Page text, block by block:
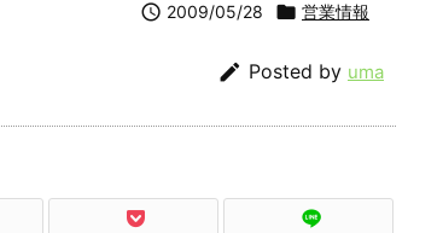
 2009/05/28  営業情報
 Posted by uma